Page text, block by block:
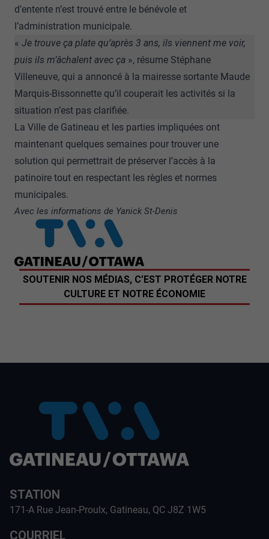
d’entente n’est trouvé entre le bénévole et
l’administration municipale.
« Je trouve ça plate qu’après 3 ans, ils viennent me voir,
puis ils m’âchalent avec ça », résume Stéphane
Villeneuve, qui a annoncé à la mairesse sortante Maude
Marquis‑Bissonnette qu’il couperait les activités si la
situation n’est pas clarifiée.
La Ville de Gatineau et les parties impliquées ont
maintenant quelques semaines pour trouver une
solution qui permettrait de préserver l’accès à la
patinoire tout en respectant les règles et normes
municipales.
Avec les informations de Yanick St-Denis
SOUTENIR NOS MÉDIAS, C’EST PROTÉGER NOTRE
CULTURE ET NOTRE ÉCONOMIE
STATION
171-A Rue Jean-Proulx, Gatineau, QC J8Z 1W5
COURRIEL